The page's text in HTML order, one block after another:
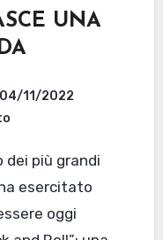
UNA
04/11/2022
esercitato
oggi